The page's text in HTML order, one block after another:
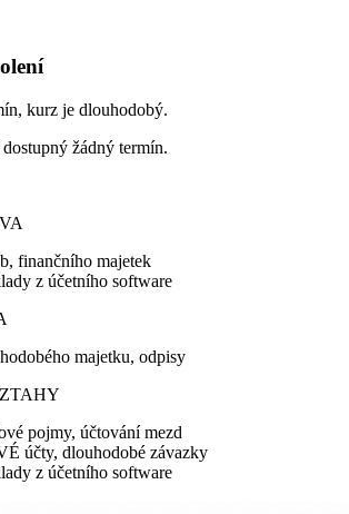
kurz je dlouhodobý.
žádný termín.
finančního majetek
z účetního software
majetku, odpisy
pojmy, účtování mezd
účty, dlouhodobé závazky
z účetního software